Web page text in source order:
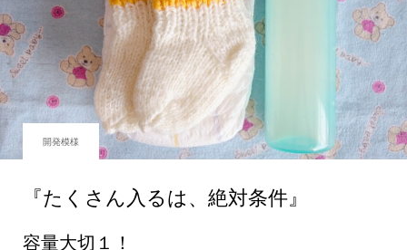
開発模様
『たくさん入るは、絶対条件』
容量大切１！